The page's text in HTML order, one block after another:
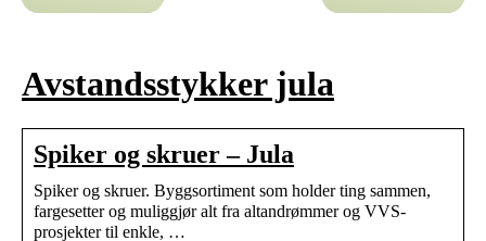
Avstandsstykker jula
Spiker og skruer – Jula
Spiker og skruer. Byggsortiment som holder ting sammen,
fargesetter og muliggjør alt fra altandrømmer og VVS-
prosjekter til enkle, …